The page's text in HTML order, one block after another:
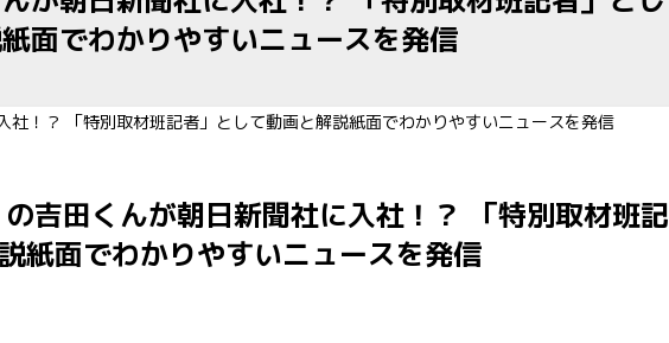
面でわかりやすいニュースを発信
の吉田くんが朝日新聞社に入社！？ 「特別取材班記
紙面でわかりやすいニュースを発信